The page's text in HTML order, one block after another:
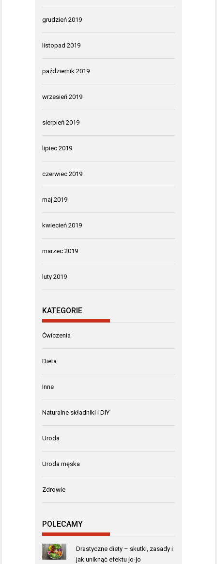
grudzień 2019
listopad 2019
październik 2019
wrzesień 2019
sierpień 2019
lipiec 2019
czerwiec 2019
maj 2019
kwiecień 2019
marzec 2019
luty 2019
KATEGORIE
Ćwiczenia
Dieta
Inne
Naturalne składniki i DIY
Uroda
Uroda męska
Zdrowie
POLECAMY
Drastyczne diety – skutki, zasady i
jak uniknąć efektu jo-jo